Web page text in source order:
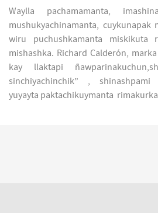
Waylla pachamamanta,
mushukyachinamanta, cuykunapak
wiru puchushkamanta miskikuta
mishashka. Richard Calderón,
kay llaktapi
sinchiyachinchik” , shinashpami
yuyayta paktachikuymanta